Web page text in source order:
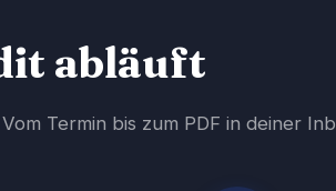
abläuft
Termin bis zum PDF in deiner